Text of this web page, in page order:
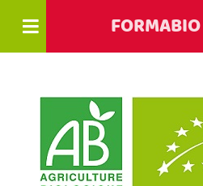
FORMABIO